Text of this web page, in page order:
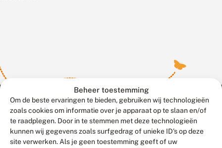
Beheer toestemming
Om de beste ervaringen te bieden, gebruiken wij technologieën
zoals cookies om informatie over je apparaat op te slaan en/of
te raadplegen. Door in te stemmen met deze technologieën
kunnen wij gegevens zoals surfgedrag of unieke ID's op deze
site verwerken. Als je geen toestemming geeft of uw
Meld waarnemingen© 2026 Vlinderstichting
Duurzaam ontwikkeld door
Go2People
, ontworpen door